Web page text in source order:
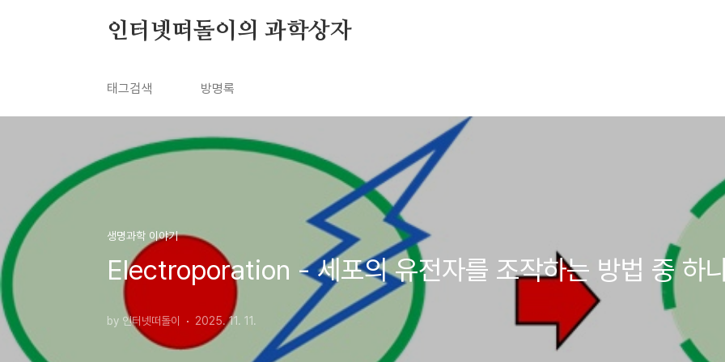
인터넷떠돌이의 과학상자
태그검색 방명록
생명과학 이야기
Electroporation - 세포의 유전자를 조작하는 방법 중 하
by 인터넷떠돌이 2025. 11. 11.